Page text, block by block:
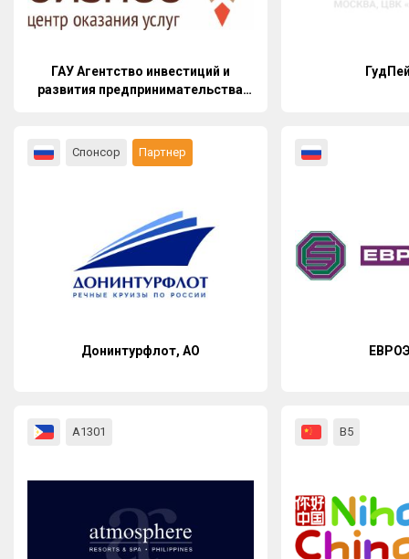
ГАУ Агентство инвестиций и
развития предпринимательства
Спонсор Партнер
Донинтурфлот, АО
А1301 В5